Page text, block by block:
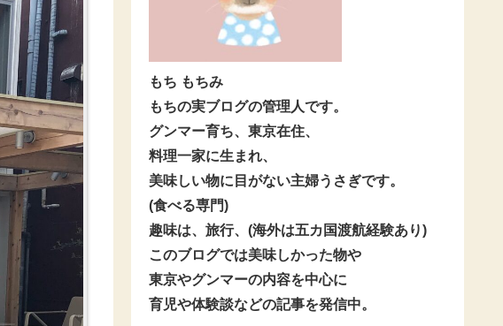
もち もちみ
もちの実ブログの管理人です。
グンマー育ち、東京在住、
料理一家に生まれ、
美味しい物に目がない主婦うさぎです。
(食べる専門)
趣味は、旅行、(海外は五カ国渡航経験あり)
このブログでは美味しかった物や
東京やグンマーの内容を中心に
育児や体験談などの記事を発信中。